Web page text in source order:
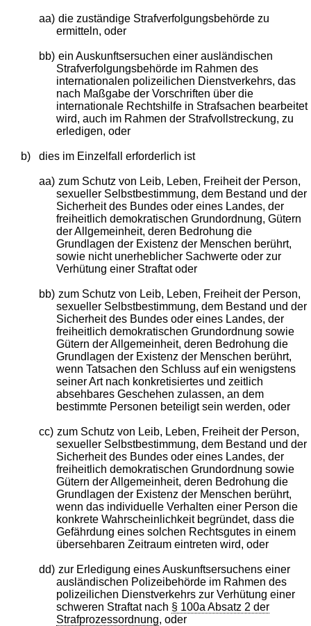
aa) die zuständige Strafverfolgungsbehörde zu
ermitteln, oder
bb) ein Auskunftsersuchen einer ausländischen
Strafverfolgungsbehörde im Rahmen des
internationalen polizeilichen Dienstverkehrs, das
nach Maßgabe der Vorschriften über die
internationale Rechtshilfe in Strafsachen bearbeitet
wird, auch im Rahmen der Strafvollstreckung, zu
erledigen, oder
b) dies im Einzelfall erforderlich ist
aa) zum Schutz von Leib, Leben, Freiheit der Person,
sexueller Selbstbestimmung, dem Bestand und der
Sicherheit des Bundes oder eines Landes, der
freiheitlich demokratischen Grundordnung, Gütern
der Allgemeinheit, deren Bedrohung die
Grundlagen der Existenz der Menschen berührt,
sowie nicht unerheblicher Sachwerte oder zur
Verhütung einer Straftat oder
bb) zum Schutz von Leib, Leben, Freiheit der Person,
sexueller Selbstbestimmung, dem Bestand und der
Sicherheit des Bundes oder eines Landes, der
freiheitlich demokratischen Grundordnung sowie
Gütern der Allgemeinheit, deren Bedrohung die
Grundlagen der Existenz der Menschen berührt,
wenn Tatsachen den Schluss auf ein wenigstens
seiner Art nach konkretisiertes und zeitlich
absehbares Geschehen zulassen, an dem
bestimmte Personen beteiligt sein werden, oder
cc) zum Schutz von Leib, Leben, Freiheit der Person,
sexueller Selbstbestimmung, dem Bestand und der
Sicherheit des Bundes oder eines Landes, der
freiheitlich demokratischen Grundordnung sowie
Gütern der Allgemeinheit, deren Bedrohung die
Grundlagen der Existenz der Menschen berührt,
wenn das individuelle Verhalten einer Person die
konkrete Wahrscheinlichkeit begründet, dass die
Gefährdung eines solchen Rechtsgutes in einem
übersehbaren Zeitraum eintreten wird, oder
dd) zur Erledigung eines Auskunftsersuchens einer
ausländischen Polizeibehörde im Rahmen des
polizeilichen Dienstverkehrs zur Verhütung einer
schweren Straftat nach § 100a Absatz 2 der
Strafprozessordnung, oder